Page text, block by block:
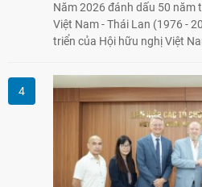
Năm 2026 đánh dấu 50 năm
Việt Nam - Thái Lan (1976 -
triển của Hội hữu nghị Việt
tình hữu nghị, đồng thời
giao lưu truyền thống sang
nghiệp, giáo dục, văn hóa
cường sự hiểu biết và hợp